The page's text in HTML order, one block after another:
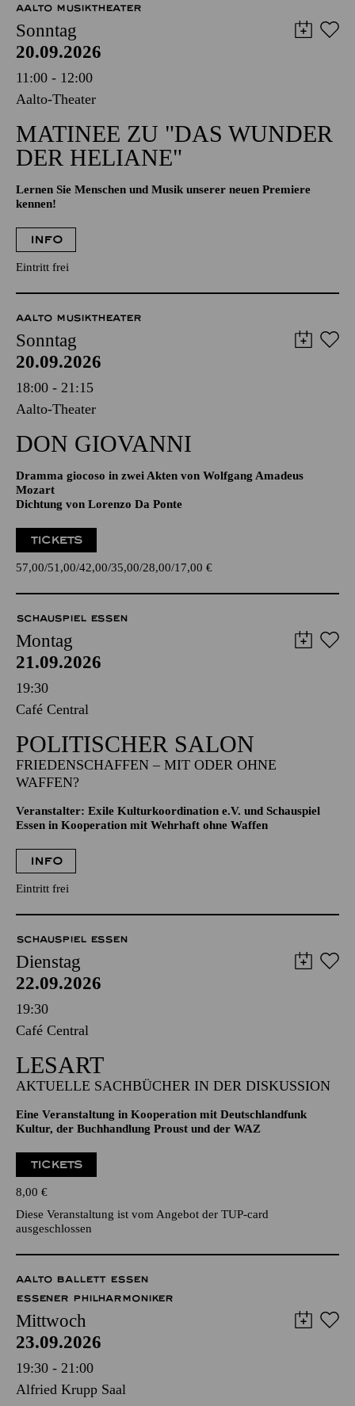
AALTO MUSIKTHEATER
Sonntag
20.09.2026
11:00 - 12:00
Aalto-Theater
MATINEE ZU "DAS WUNDER
DER HELIANE"
Lernen Sie Menschen und Musik unserer neuen Premiere
kennen!
INFO
Eintritt frei
AALTO MUSIKTHEATER
Sonntag
20.09.2026
18:00 - 21:15
Aalto-Theater
DON GIO­VANNI
Dramma giocoso in zwei Akten von Wolfgang Amadeus
Mozart
Dichtung von Lorenzo Da Ponte
TICKETS
57,00 51,00 42,00 35,00 28,00 17,00 €
SCHAUSPIEL ESSEN
Montag
21.09.2026
19:30
Café Central
POLITISCHER SALON
FRIEDENSCHAFFEN – MIT ODER OHNE
WAFFEN?
Veranstalter: Exile Kulturkoordination e.V. und Schauspiel
Essen in Kooperation mit Wehrhaft ohne Waffen
INFO
Eintritt frei
SCHAUSPIEL ESSEN
Dienstag
22.09.2026
19:30
Café Central
LESART
AKTUELLE SACHBÜCHER IN DER DISKUSSION
Eine Veranstaltung in Kooperation mit Deutschlandfunk
Kultur, der Buchhandlung Proust und der WAZ
TICKETS
8,00 €
Diese Veranstaltung ist vom Angebot der TUP-card
ausgeschlossen
AALTO BALLETT ESSEN
ESSENER PHILHARMONIKER
Mittwoch
23.09.2026
19:30 - 21:00
Alfried Krupp Saal